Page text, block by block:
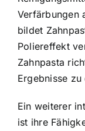
Verfärbungen
bildet
Poliereffekt
Zahnpasta
Ergebnisse zu
Ein weiterer
ist ihre